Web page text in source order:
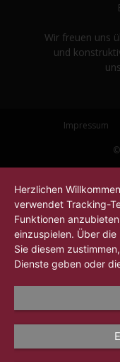
Wir freuen uns
und
Impressum
Herzlichen
verwendet Tracking-
Funktionen
einzuspielen. Über
Sie diesem
Dienste geben oder